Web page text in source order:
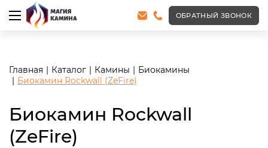
<meta name="robots" content="noindex, follow"/>
ОБРАТНЫЙ ЗВОНОК
Главная Каталог Камины
Биокамины
Биокамин Rockwall (ZeFire)
Биокамин Rockwall
(ZeFire)